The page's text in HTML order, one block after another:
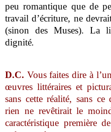
peu romantique que de
travail d’écriture, ne
(sinon des Muses). La
dignité.
D.C. Vous faites dire à
œuvres littéraires et
sans cette réalité, sans
rien ne revêtirait le
caractéristique première